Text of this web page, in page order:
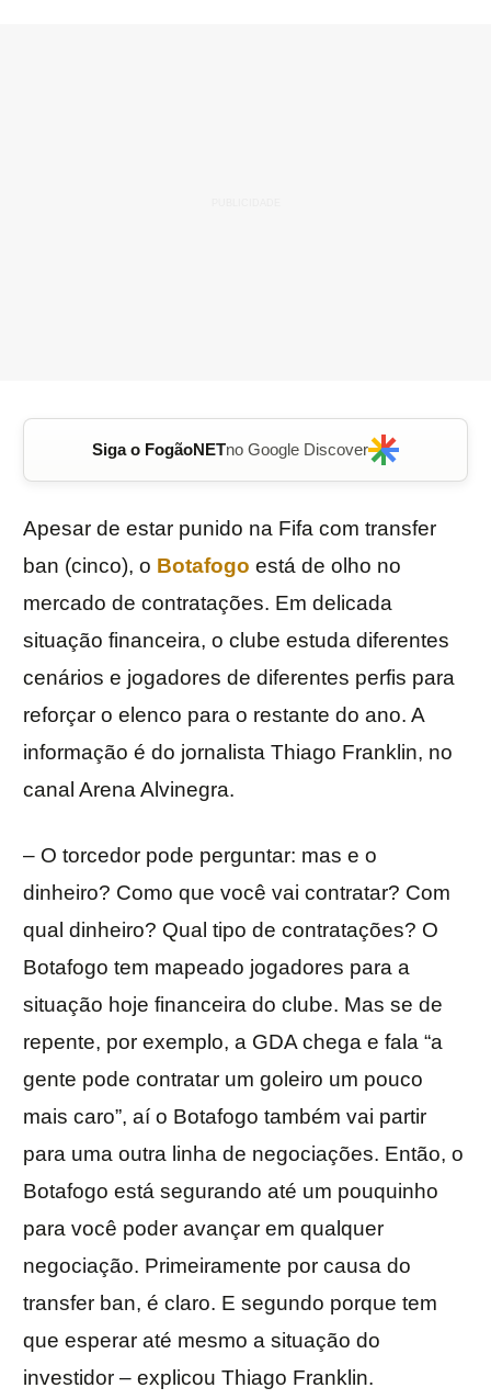
Siga o FogãoNETno Google Discover
Apesar de estar punido na Fifa com transfer
ban (cinco), o Botafogo está de olho no
mercado de contratações. Em delicada
situação financeira, o clube estuda diferentes
cenários e jogadores de diferentes perfis para
reforçar o elenco para o restante do ano. A
informação é do jornalista Thiago Franklin, no
canal Arena Alvinegra.
– O torcedor pode perguntar: mas e o
dinheiro? Como que você vai contratar? Com
qual dinheiro? Qual tipo de contratações? O
Botafogo tem mapeado jogadores para a
situação hoje financeira do clube. Mas se de
repente, por exemplo, a GDA chega e fala “a
gente pode contratar um goleiro um pouco
mais caro”, aí o Botafogo também vai partir
para uma outra linha de negociações. Então, o
Botafogo está segurando até um pouquinho
para você poder avançar em qualquer
negociação. Primeiramente por causa do
transfer ban, é claro. E segundo porque tem
que esperar até mesmo a situação do
investidor – explicou Thiago Franklin.